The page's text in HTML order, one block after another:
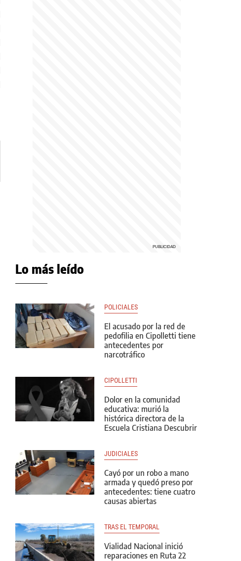
Lo más leído
POLICIALES
El acusado por la red de
pedofilia en Cipolletti tiene
antecedentes por
narcotráfico
CIPOLLETTI
Dolor en la comunidad
educativa: murió la
histórica directora de la
Escuela Cristiana Descubrir
JUDICIALES
Cayó por un robo a mano
armada y quedó preso por
antecedentes: tiene cuatro
causas abiertas
TRAS EL TEMPORAL
Vialidad Nacional inició
reparaciones en Ruta 22